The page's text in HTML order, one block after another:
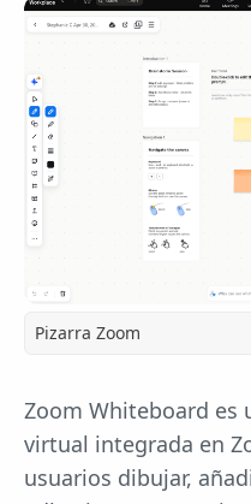
Pizarra Zoom
Zoom Whiteboard es
virtual integrada en
usuarios dibujar,